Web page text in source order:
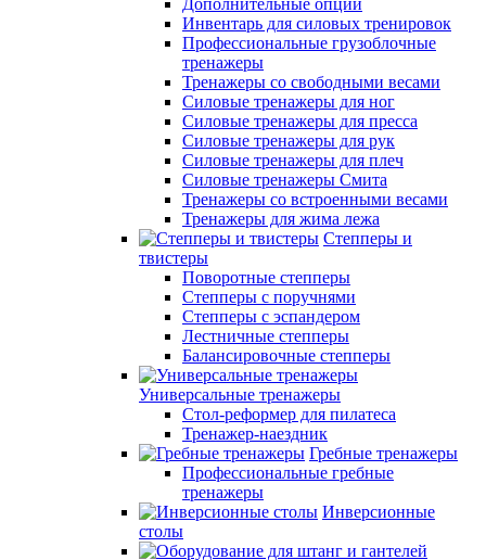
Дополнительные опции
Инвентарь для силовых тренировок
Профессиональные грузоблочные
тренажеры
Тренажеры со свободными весами
Силовые тренажеры для ног
Силовые тренажеры для пресса
Силовые тренажеры для рук
Силовые тренажеры для плеч
Силовые тренажеры Смита
Тренажеры со встроенными весами
Тренажеры для жима лежа
Степперы и
твистеры
Поворотные степперы
Степперы с поручнями
Степперы с эспандером
Лестничные степперы
Балансировочные степперы
Универсальные тренажеры
Стол-реформер для пилатеса
Тренажер-наездник
Гребные тренажеры
Профессиональные гребные
тренажеры
Инверсионные
столы